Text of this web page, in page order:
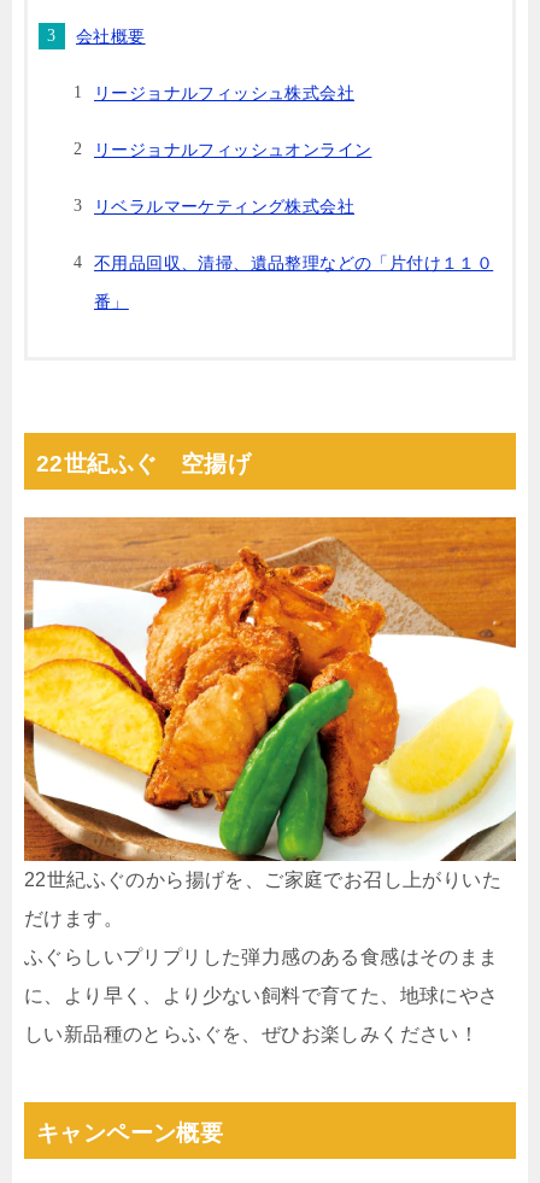
会社概要
リージョナルフィッシュ株式会社
リージョナルフィッシュオンライン
リベラルマーケティング株式会社
不⽤品回収、清掃、遺品整理などの「⽚付け１１０
番」
22世紀ふぐ 空揚げ
22世紀ふぐのから揚げを、ご家庭でお召し上がりいた
だけます。
ふぐらしいプリプリした弾力感のある食感はそのまま
に、より早く、より少ない飼料で育てた、地球にやさ
しい新品種のとらふぐを、ぜひお楽しみください！
キャンペーン概要